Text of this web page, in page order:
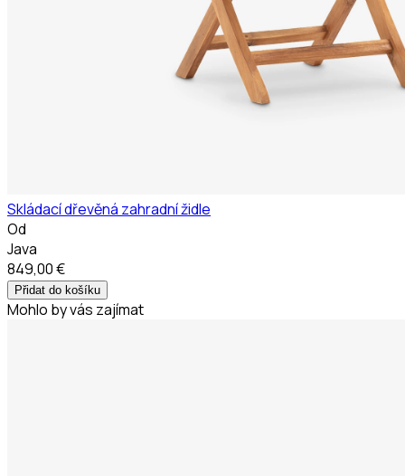
Skládací dřevěná zahradní židle
Od
Java
849,00 €
Přidat do košíku
Mohlo by vás zajímat